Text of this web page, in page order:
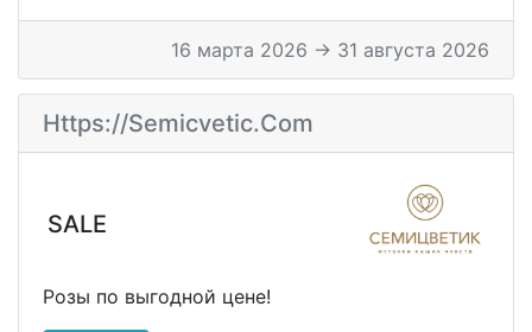
16 марта 2026 → 31 августа 2026
Https://semicvetic.com
SALE
Розы по выгодной цене!